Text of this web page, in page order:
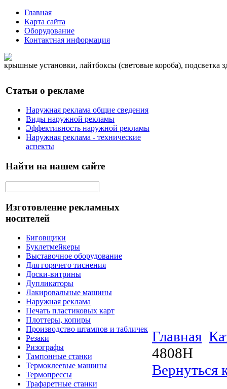
Главная
Карта сайта
Оборудование
Контактная информация
крышные установки, лайтбоксы (световые короба), подсветка
Статьи о рекламе
Наружная реклама общие сведения
Виды наружной рекламы
Эффективность наружной рекламы
Наружная реклама - технические
аспекты
Найти на нашем сайте
Изготовление рекламных
носителей
Биговщики
Буклетмейкеры
Выставочное оборудование
Для горячего тиснения
Доски-витрины
Дупликаторы
Лакировальные машины
Наружная реклама
Печать пластиковых карт
Плоттеры, копиры
Производство штампов и табличек
Резаки
Ризографы
Тампонные станки
Термоклеевые машины
Термопрессы
Трафаретные станки
Главная
4808H
Вернуться